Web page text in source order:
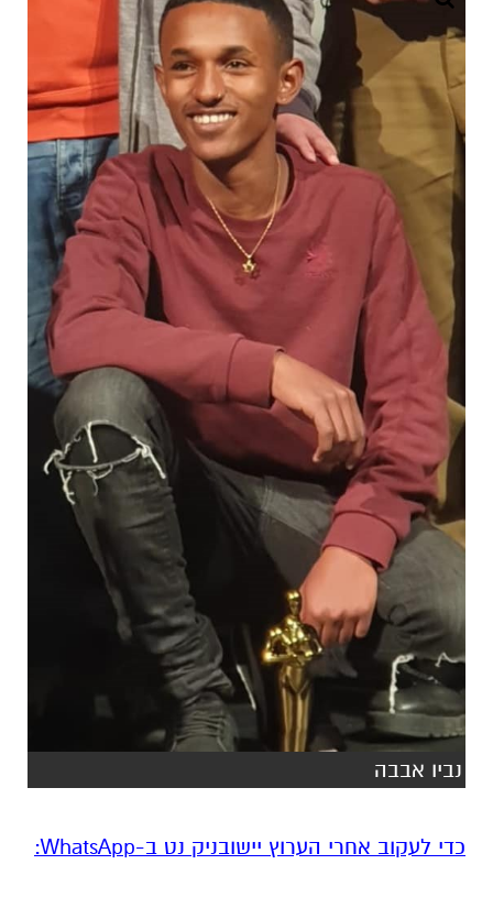
נביו אבבה
‏כדי לעקוב אחרי הערוץ יישובניק נט ב-WhatsApp:‏‏‏